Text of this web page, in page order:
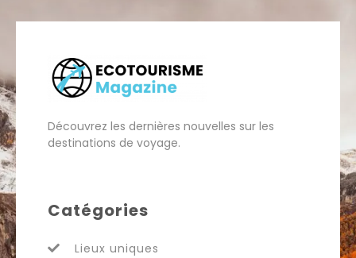
Découvrez les dernières nouvelles sur les
destinations de voyage.
Catégories
Lieux uniques